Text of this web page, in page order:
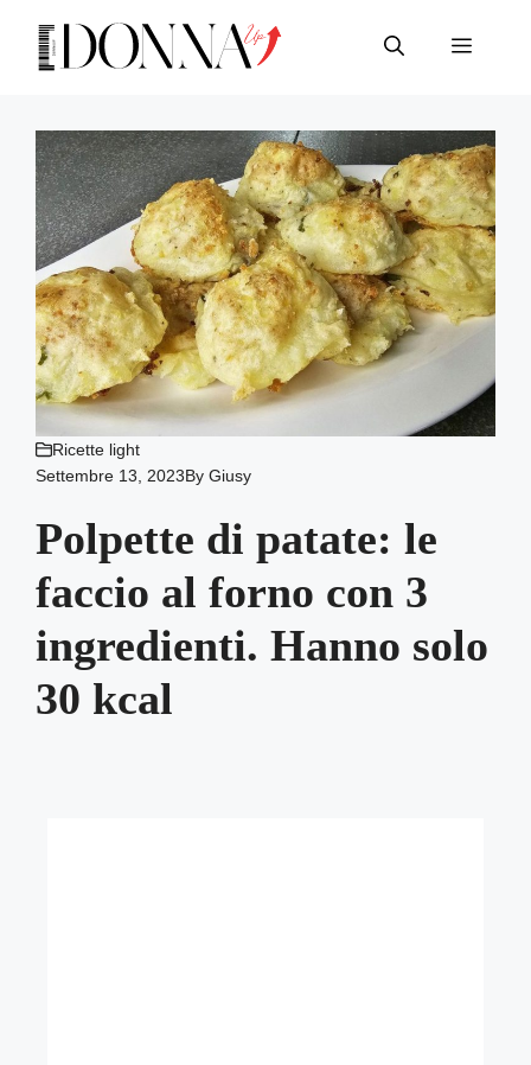
contenuto
Menu
Ricette light
Settembre 13, 2023ByGiusy
Polpette di patate: le
faccio al forno con 3
ingredienti. Hanno solo
30 kcal